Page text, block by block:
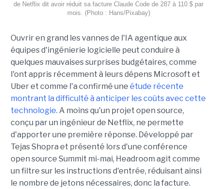
de Netflix dit avoir réduit sa facture Claude Code de 287 à 110 $ par
mois. (Photo : Hans/Pixabay)
Ouvrir en grand les vannes de l'IA agentique aux
équipes d'ingénierie logicielle peut conduire à
quelques mauvaises surprises budgétaires, comme
l'ont appris récemment à leurs dépens Microsoft et
Uber et comme l'a confirmé une étude récente
montrant la difficulté à anticiper les coûts avec cette
technologie. A moins qu'un projet open source,
conçu par un ingénieur de Netflix, ne permette
d'apporter une première réponse. Développé par
Tejas Shopra et présenté lors d'une conférence
open source Summit mi-mai, Headroom agit comme
un filtre sur les instructions d'entrée, réduisant ainsi
le nombre de jetons nécessaires, donc la facture.